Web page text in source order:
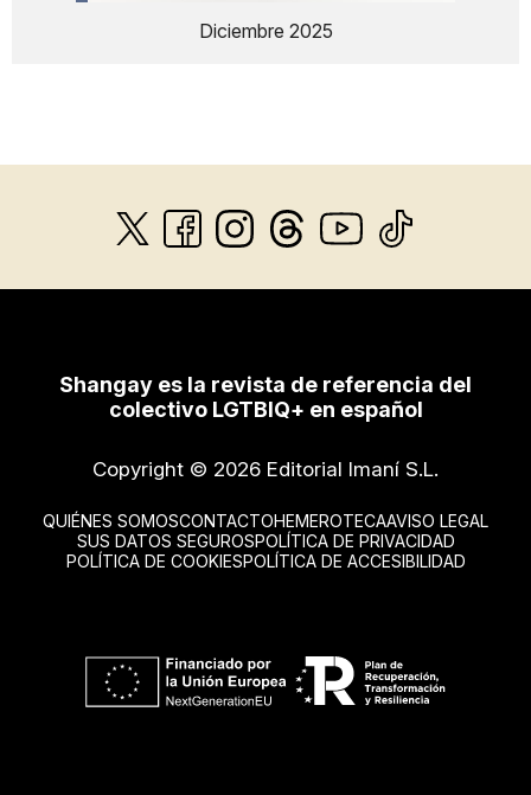
Diciembre 2025
Shangay es la revista de referencia del
colectivo LGTBIQ+ en español
Copyright © 2026 Editorial Imaní S.L.
QUIÉNES SOMOSCONTACTOHEMEROTECAAVISO LEGAL
SUS DATOS SEGUROSPOLÍTICA DE PRIVACIDAD
POLÍTICA DE COOKIESPOLÍTICA DE ACCESIBILIDAD